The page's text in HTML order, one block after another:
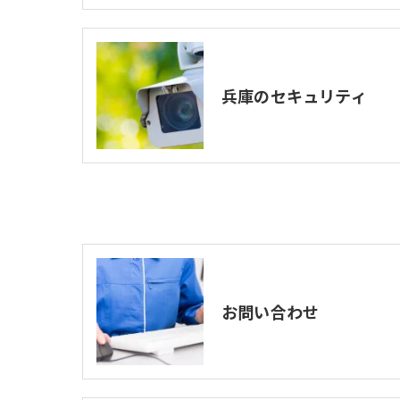
兵庫のセキュリティ
お問い合わせ